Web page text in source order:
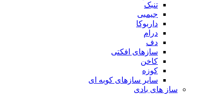
تنبک
جیمبی
داربوکا
درام
دف
سازهای افکتی
کاخن
کوزه
سایر سازهای کوبه ای
ساز های بادی